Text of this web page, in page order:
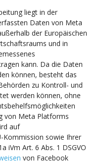
liegt in der
Daten von Meta
der Europäischen
und in
kann. Da die Daten
können, besteht das
zu Kontroll- und
werden können, ohne
von Meta Platforms
auf
Kommission sowie Ihrer
iVm Art. 6 Abs. 1 DSGVO
von Facebook